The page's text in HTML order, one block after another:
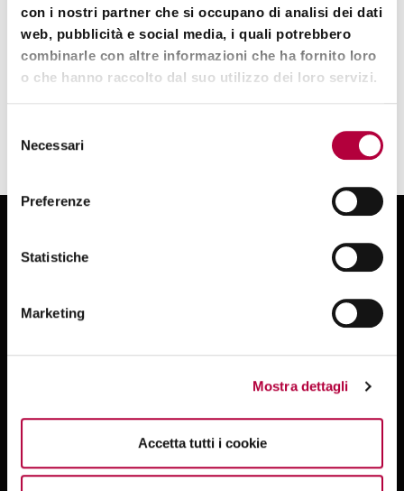
con i nostri partner che si occupano di analisi dei dati
web, pubblicità e social media, i quali potrebbero
combinarle con altre informazioni che ha fornito loro
o che hanno raccolto dal suo utilizzo dei loro servizi.
delNecessari
Preferenze
Statistiche
Marketing
Mostra dettagli
Accetta tutti i cookie
strutturale.
Leggi l'articolo su Banca Forte
nostra offerta per guidare la crescita del
Case
Strategiche